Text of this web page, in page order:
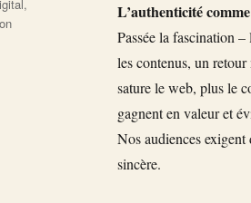
L’authenticité
Passée la fascination
les contenus, un retour
sature le web, plus le
gagnent en valeur et
Nos audiences exigent
sincère.
,